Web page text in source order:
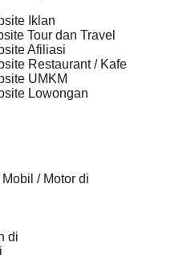
Iklan
Tour dan Travel
Afiliasi
Restaurant / Kafe
UMKM
Lowongan
/ Motor di
di